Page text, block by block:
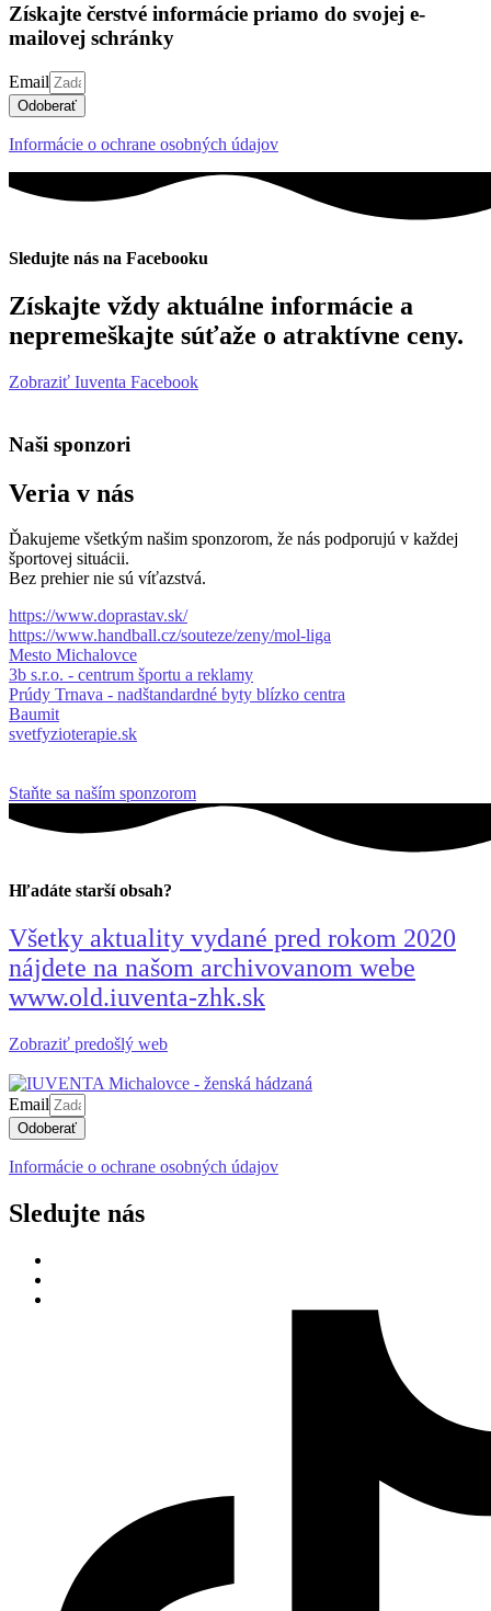
Získajte čerstvé informácie priamo do svojej e-
mailovej schránky
Email
Odoberať
Informácie o ochrane osobných údajov
Sledujte nás na Facebooku
Získajte vždy aktuálne informácie a
nepremeškajte súťaže o atraktívne ceny.
Zobraziť Iuventa Facebook
Naši sponzori
Veria v nás
Ďakujeme všetkým našim sponzorom, že nás podporujú v každej
športovej situácii.
Bez prehier nie sú víťazstvá.
https://www.doprastav.sk/
https://www.handball.cz/souteze/zeny/mol-liga
Mesto Michalovce
3b s.r.o. - centrum športu a reklamy
Prúdy Trnava - nadštandardné byty blízko centra
Baumit
svetfyzioterapie.sk
Staňte sa naším sponzorom
Hľadáte starší obsah?
Všetky aktuality vydané pred rokom 2020
nájdete na našom archivovanom webe
www.old.iuventa-zhk.sk
Zobraziť predošlý web
Email
Odoberať
Informácie o ochrane osobných údajov
Sledujte nás